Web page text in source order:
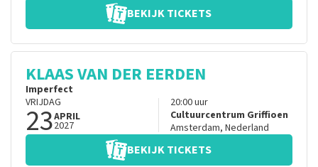
BEKIJK TICKETS
KLAAS VAN DER EERDEN
Imperfect
VRIJDAG
23APRIL
2027
20:00uur
Cultuurcentrum Griffioen
Amsterdam, Nederland
BEKIJK TICKETS